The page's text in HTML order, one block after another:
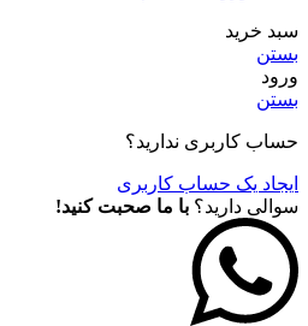
سبد خرید
بستن
ورود
بستن
حساب کاربری ندارید؟
ایجاد یک حساب کاربری
سوالی دارید؟ با ما صحبت کنید!